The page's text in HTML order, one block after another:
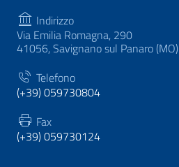
Indirizzo
Via Emilia Romagna, 290
41056, Savignano sul Panaro (MO)
Telefono
(+39) 059730804
Fax
(+39) 059730124